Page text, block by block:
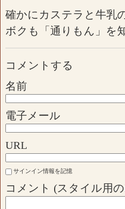
確かにカステラと牛乳
ボクも「通りもん」を
コメントする
名前
電子メール
URL
サインイン情報を記憶
コメント (スタイル用